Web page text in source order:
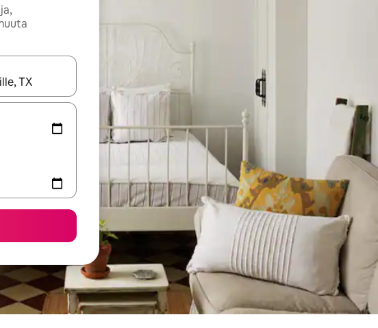
ja alas-nuolinäppäimillä tai tutustu koskettamalla tai pyyhkäisemällä.